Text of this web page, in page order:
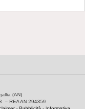
(AN)
– REA AN 294359